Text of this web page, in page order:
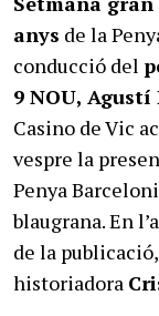
anys de la
conducció del
9 NOU, Agustí
Casino de Vic
vespre la
Penya
blaugrana. En
de la
historiadora